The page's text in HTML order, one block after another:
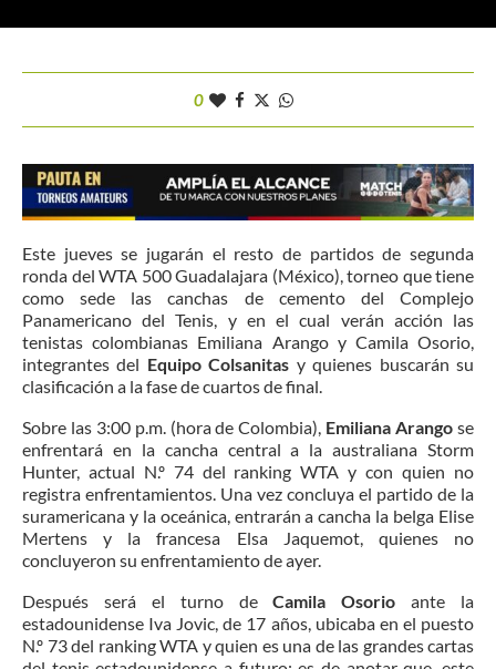
0
Este jueves se jugarán el resto de partidos de segunda
ronda del WTA 500 Guadalajara (México), torneo que tiene
como sede las canchas de cemento del Complejo
Panamericano del Tenis, y en el cual verán acción las
tenistas colombianas Emiliana Arango y Camila Osorio,
integrantes del Equipo Colsanitas y quienes buscarán su
clasificación a la fase de cuartos de final.
Sobre las 3:00 p.m. (hora de Colombia), Emiliana Arango se
enfrentará en la cancha central a la australiana Storm
Hunter, actual N.º 74 del ranking WTA y con quien no
registra enfrentamientos. Una vez concluya el partido de la
suramericana y la oceánica, entrarán a cancha la belga Elise
Mertens y la francesa Elsa Jaquemot, quienes no
concluyeron su enfrentamiento de ayer.
Después será el turno deCamila Osorio ante la
estadounidense Iva Jovic, de 17 años, ubicaba en el puesto
N.º 73 del ranking WTA y quien es una de las grandes cartas